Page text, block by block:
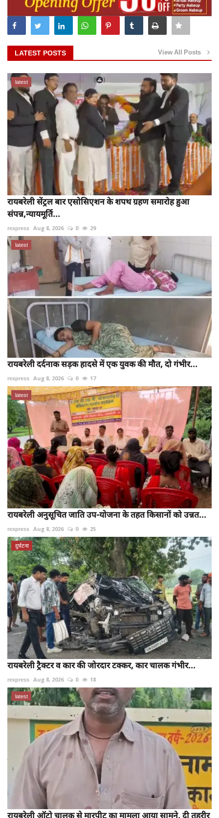
LATEST POSTS View All Posts
latest
रायबरेली सेंट्रल बार एसोसिएशन के शपथ ग्रहण समारोह हुआ
संपन्न,न्यायमूर्ति...
rexpress Aug 8, 2026 0 29
latest
रायबरेली दर्दनाक सड़क हादसे में एक युवक की मौत, दो गंभीर...
rexpress Aug 8, 2026 0 17
latest
रायबरेली अनुसूचित जाति उप-योजना के तहत किसानों को उन्नत...
rexpress Aug 8, 2026 0 25
दुर्घटना
रायबरेली ट्रैक्टर व कार की जोरदार टक्कर, कार चालक गंभीर...
rexpress Aug 8, 2026 0 18
latest
रायबरेली ऑटो चालक से मारपीट का मामला आया सामने, दी तहरीर